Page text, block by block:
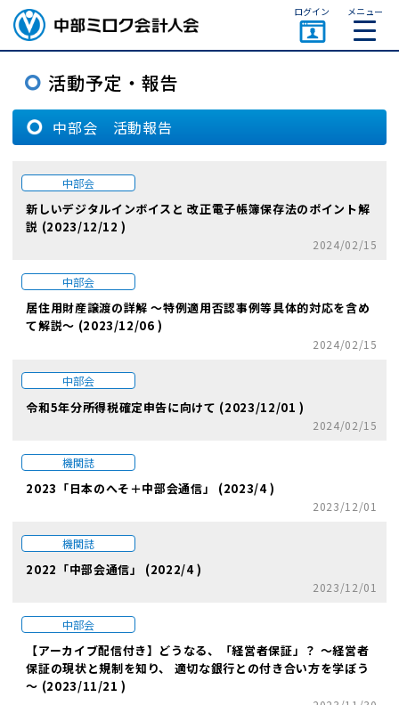
ログイン メニュー
中部会 活動報告
中部会
新しいデジタルインボイスと 改正電子帳簿保存法のポイント解
説 (2023/12/12 )
2024/02/15
中部会
居住用財産譲渡の詳解 ～特例適用否認事例等具体的対応を含め
て解説～ (2023/12/06 )
2024/02/15
中部会
令和5年分所得税確定申告に向けて (2023/12/01 )
2024/02/15
機関誌
2023「日本のへそ＋中部会通信」 (2023/4 )
2023/12/01
機関誌
2022「中部会通信」 (2022/4 )
2023/12/01
中部会
【アーカイブ配信付き】どうなる、「経営者保証」？ ～経営者
保証の現状と規制を知り、 適切な銀行との付き合い方を学ぼう
～ (2023/11/21 )